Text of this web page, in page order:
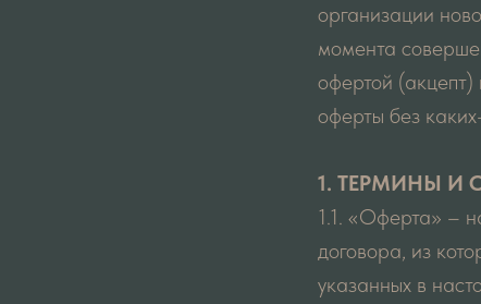
организации
момента
офертой
оферты без
1. ТЕРМИНЫ И
1.1. «Оферта» –
договора, из
указанных в